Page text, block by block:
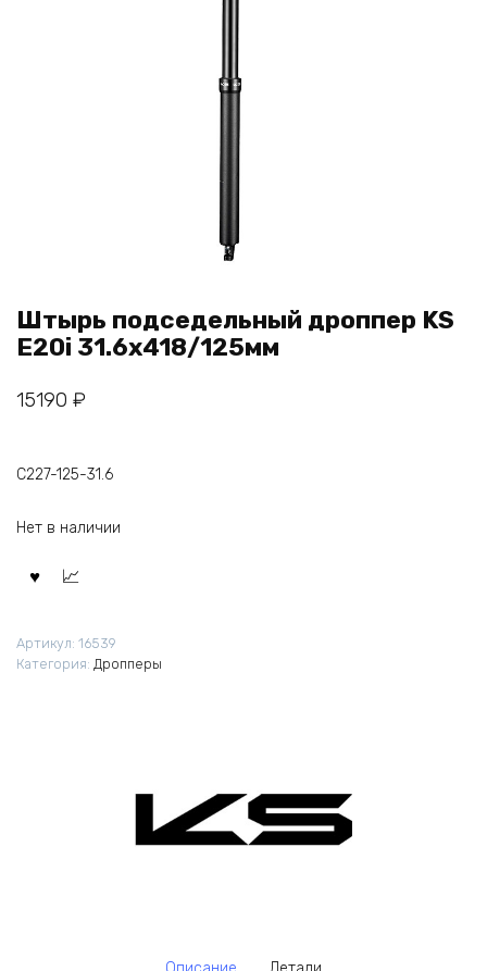
Штырь подседельный дроппер KS
E20i 31.6x418/125мм
15190 ₽
C227-125-31.6
Нет в наличии
Артикул: 16539
Категория: Дропперы